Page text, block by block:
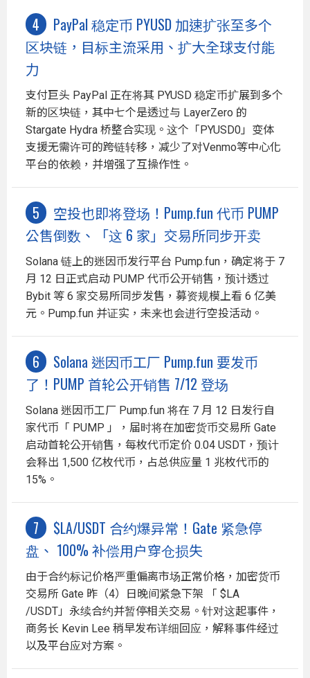
PayPal 稳定币 PYUSD 加速扩张至多个
区块链，目标主流采用、扩大全球支付能
力
支付巨头 PayPal 正在将其 PYUSD 稳定币扩展到多个
新的区块链，其中七个是透过与 LayerZero 的
Stargate Hydra 桥整合实现。这个「PYUSD0」变体
支援无需许可的跨链转移，减少了对Venmo等中心化
平台的依赖，并增强了互操作性。
空投也即将登场！Pump.fun 代币 PUMP
公售倒数、「这 6 家」交易所同步开卖
Solana 链上的迷因币发行平台 Pump.fun，确定将于 7
月 12 日正式启动 PUMP 代币公开销售，预计透过
Bybit 等 6 家交易所同步发售，募资规模上看 6 亿美
元。Pump.fun 并证实，未来也会进行空投活动。
Solana 迷因币工厂 Pump.fun 要发币
了！PUMP 首轮公开销售 7/12 登场
Solana 迷因币工厂 Pump.fun 将在 7 月 12 日发行自
家代币「 PUMP 」，届时将在加密货币交易所 Gate
启动首轮公开销售，每枚代币定价 0.04 USDT，预计
会释出 1,500 亿枚代币，占总供应量 1 兆枚代币的
15%。
$LA/USDT 合约爆异常！Gate 紧急停
盘、 100% 补偿用户穿仓损失
由于合约标记价格严重偏离市场正常价格，加密货币
交易所 Gate 昨（4）日晚间紧急下架 「 $LA
/USDT」永续合约并暂停相关交易。针对这起事件，
商务长 Kevin Lee 稍早发布详细回应，解释事件经过
以及平台应对方案。